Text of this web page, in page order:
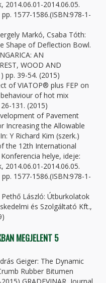
2014.06.01-2014.06.05.
1577-1586.(ISBN:978-1-
Markó, Csaba Tóth:
Shape of Deflection Bowl.
AN
WOOD AND
pp. 39-54. (2015)
of VIATOP® plus FEP on
of hot mix
131. (2015)
of Pavement
Increasing the Allowable
Y Richard Kim (szerk.)
the 12th International
helye, ideje:
2014.06.01-2014.06.05.
1577-1586.(ISBN:978-1-
László: Útburkolatok
és Szolgáltató Kft.,
MEGJELENT 5
Geiger: The Dynamic
Rubber Bitumen